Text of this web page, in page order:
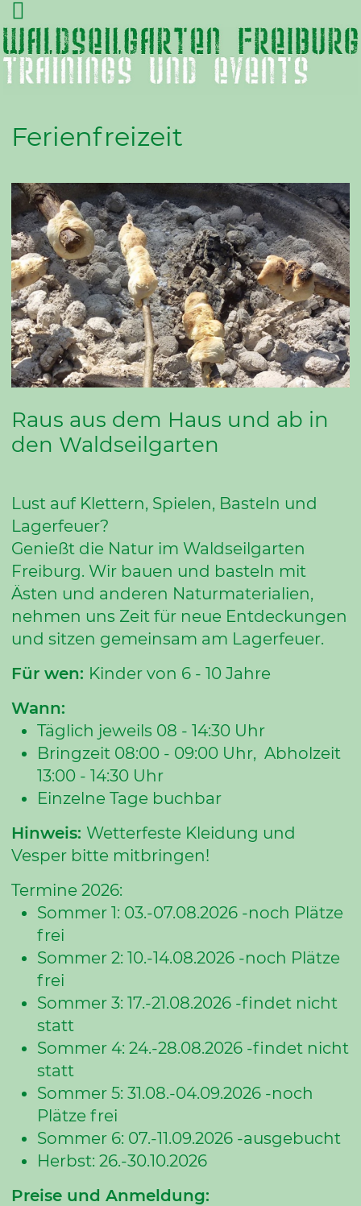
Ferienfreizeit
Raus aus dem Haus und ab in
den Waldseilgarten
Lust auf Klettern, Spielen, Basteln und
Lagerfeuer?
Genießt die Natur im Waldseilgarten
Freiburg. Wir bauen und basteln mit
Ästen und anderen Naturmaterialien,
nehmen uns Zeit für neue Entdeckungen
und sitzen gemeinsam am Lagerfeuer.
Für wen: Kinder von 6 - 10 Jahre
Wann:
Täglich jeweils 08 - 14:30 Uhr
Bringzeit 08:00 - 09:00 Uhr, Abholzeit
13:00 - 14:30 Uhr
Einzelne Tage buchbar
Hinweis: Wetterfeste Kleidung und
Vesper bitte mitbringen!
Termine 2026:
Sommer 1: 03.-07.08.2026 -noch Plätze
frei
Sommer 2: 10.-14.08.2026 -noch Plätze
frei
Sommer 3: 17.-21.08.2026 -findet nicht
statt
Sommer 4: 24.-28.08.2026 -findet nicht
statt
Sommer 5: 31.08.-04.09.2026 -noch
Plätze frei
Sommer 6: 07.-11.09.2026 -ausgebucht
Herbst: 26.-30.10.2026
Preise und Anmeldung: